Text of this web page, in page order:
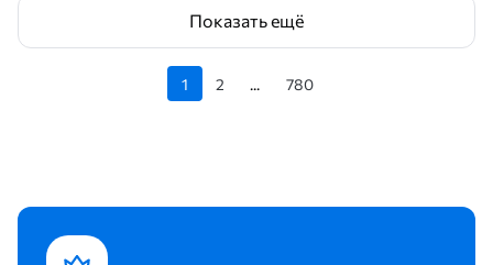
Показать ещё
1 2 ... 780